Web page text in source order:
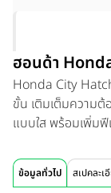
ฮอนด้า
Honda City
ขั้น เติมเต็มความต้
แบบใส พร้อมเพิ่ม
ข้อมูลทั่วไป สเปคละเ